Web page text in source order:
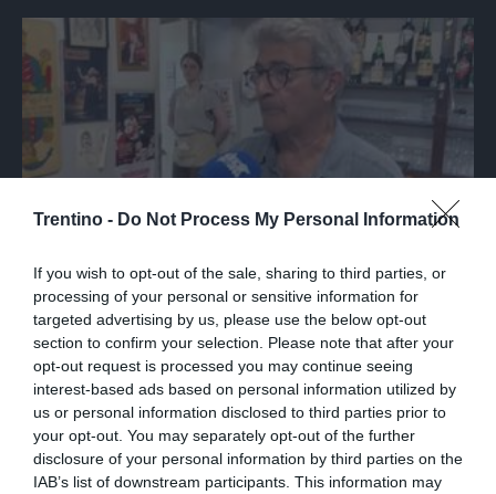
Trentino - Do Not Process My Personal Information
If you wish to opt-out of the sale, sharing to third parties, or
processing of your personal or sensitive information for
targeted advertising by us, please use the below opt-out
section to confirm your selection. Please note that after your
opt-out request is processed you may continue seeing
interest-based ads based on personal information utilized by
us or personal information disclosed to third parties prior to
your opt-out. You may separately opt-out of the further
disclosure of your personal information by third parties on the
IAB’s list of downstream participants. This information may
Nella trattoria bolognese dove Guccini
tirava tardi: «Qua viveva di notte»